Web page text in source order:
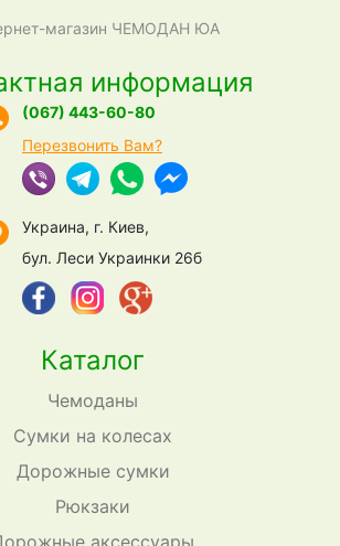
магазин ЧЕМОДАН ЮА
Каталог
Чемоданы
Сумки на колесах
Дорожные сумки
Рюкзаки
информация
(067) 443-60-80
Перезвонить Вам?
Украина, г. Киев,
бул. Леси Украинки 26б